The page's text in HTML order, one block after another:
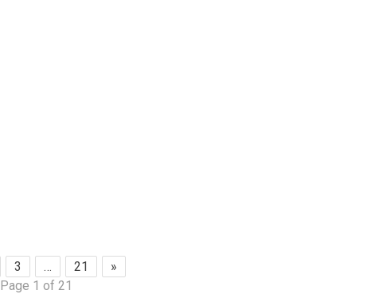
3 … 21
»
Page 1 of 21